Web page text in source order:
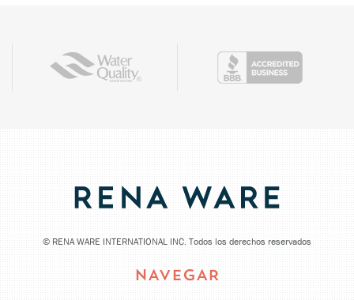
© RENA WARE INTERNATIONAL INC. Todos los derechos reservados
NAVEGAR